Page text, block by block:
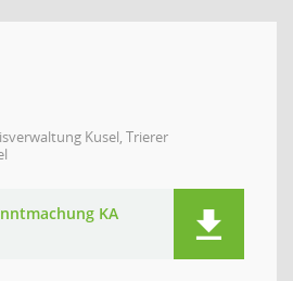
Kusel, Trierer
KA